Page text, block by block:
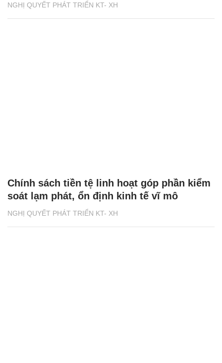
NGHỊ QUYẾT PHÁT TRIỂN KT- XH
NGHỊ QUYẾT PHÁT TRIỂN KT- XH
Chính sách tiền tệ linh hoạt góp phần kiểm
soát lạm phát, ổn định kinh tế vĩ mô